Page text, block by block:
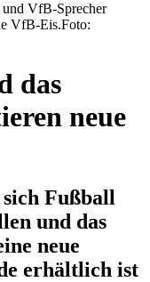
und VfB-Sprecher
VfB-Eis.Foto:
das
neue
Fußball
und das
neue
erhältlich ist